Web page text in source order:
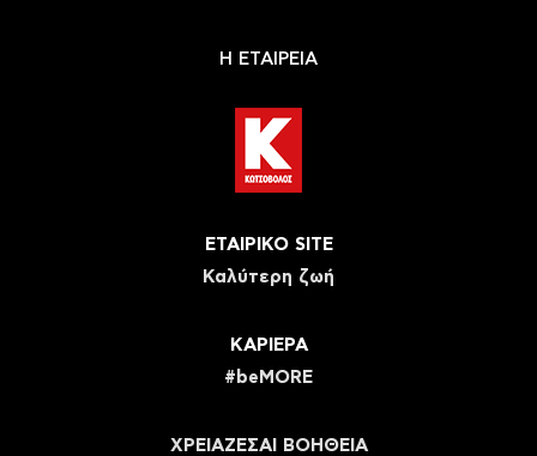
Η ΕΤΑΙΡΕΙΑ
ΕΤΑΙΡΙΚΟ SITE
Καλύτερη ζωή
ΚΑΡΙΕΡΑ
#beMORE
ΧΡΕΙΑΖΕΣΑΙ ΒΟΗΘΕΙΑ